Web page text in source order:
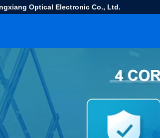
Optical Electronic Co., Ltd.